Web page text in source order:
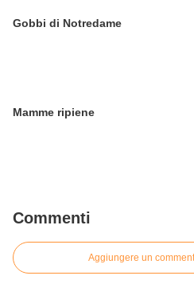
Gobbi di Notredame
Mamme ripiene
Commenti
Aggiungere un